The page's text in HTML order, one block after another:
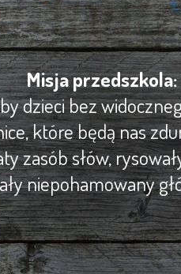
Misja przedszkola:
dzieci bez
które będą nas
zasób słów,
niepohamowany